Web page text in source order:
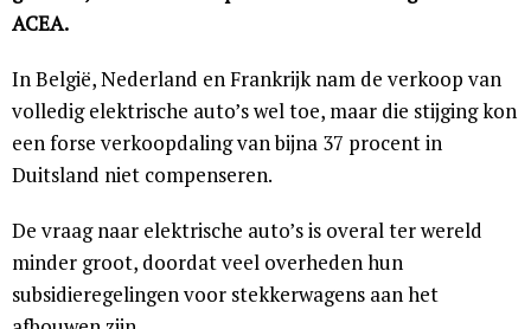
ACEA.
In België, Nederland en Frankrijk nam de verkoop van
volledig elektrische auto’s wel toe, maar die stijging kon
een forse verkoopdaling van bijna 37 procent in
Duitsland niet compenseren.
De vraag naar elektrische auto’s is overal ter wereld
minder groot, doordat veel overheden hun
subsidieregelingen voor stekkerwagens aan het